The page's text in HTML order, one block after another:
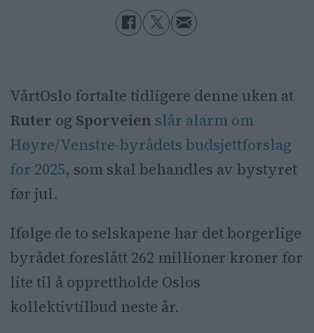
VårtOslo fortalte tidligere denne uken at
Ruter og Sporveien slår alarm om
Høyre/Venstre-byrådets budsjettforslag
for 2025, som skal behandles av bystyret
før jul.
Ifølge de to selskapene har det borgerlige
byrådet foreslått 262 millioner kroner for
lite til å opprettholde Oslos
kollektivtilbud neste år.